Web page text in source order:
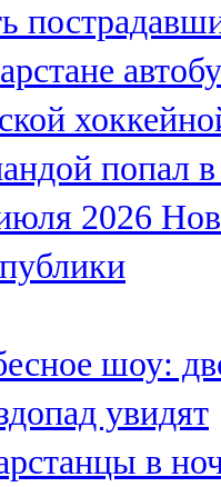
попал
2026
шоу:
увидят
в